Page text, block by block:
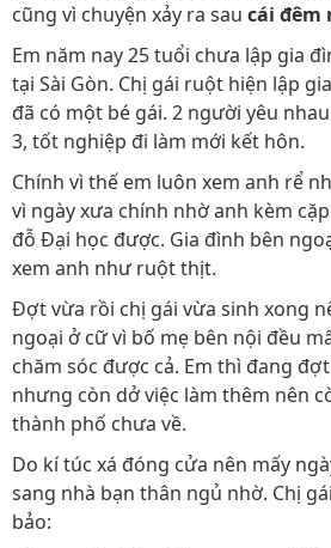
cũng vì chuyện xảy ra sau cái đêm
Em năm nay 25 tuổi chưa lập gia
tại Sài Gòn. Chị gái ruột hiện lập
đã có một bé gái. 2 người yêu
3, tốt nghiệp đi làm mới kết hôn.
Chính vì thế em luôn xem anh rể
vì ngày xưa chính nhờ anh kèm
đỗ Đại học được. Gia đình bên
xem anh như ruột thịt.
Đợt vừa rồi chị gái vừa sinh xong
ngoại ở cữ vì bố mẹ bên nội đều
chăm sóc được cả. Em thì đang
nhưng còn dở việc làm thêm nên
thành phố chưa về.
Do kí túc xá đóng cửa nên mấy
sang nhà bạn thân ngủ nhờ. Chị
bảo: